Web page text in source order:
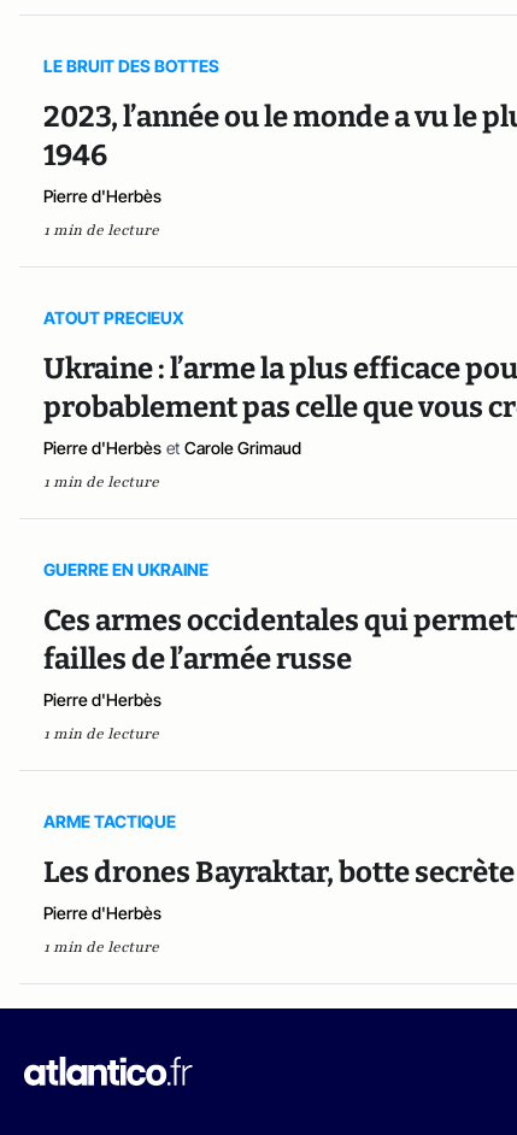
LE BRUIT DES BOTTES
2023, l’année ou le monde a vu le
1946
Pierre d'Herbès
1 min de lecture
ATOUT PRECIEUX
Ukraine : l’arme la plus efficace
probablement pas celle que vous
Pierre d'Herbès et Carole Grimaud
1 min de lecture
GUERRE EN UKRAINE
Ces armes occidentales qui
failles de l’armée russe
Pierre d'Herbès
1 min de lecture
ARME TACTIQUE
Les drones Bayraktar, botte
Pierre d'Herbès
1 min de lecture